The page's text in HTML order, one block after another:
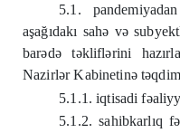
5.1.
aşağıdakı sahə və
barədə təkliflərini
Nazirlər Kabinetinə
5.1.1. iqtisadi
5.1.2. sahibkarlıq